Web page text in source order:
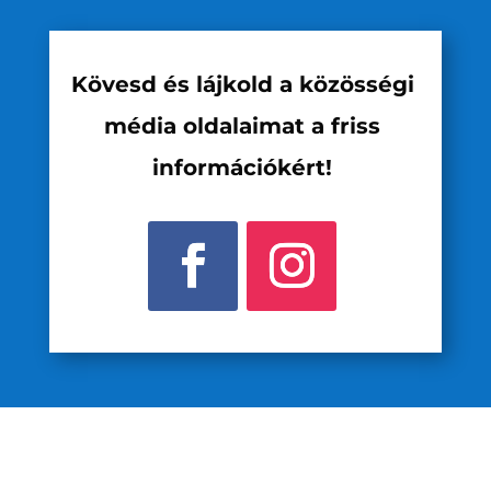
Kövesd és lájkold a közösségi
média oldalaimat a friss
információkért!